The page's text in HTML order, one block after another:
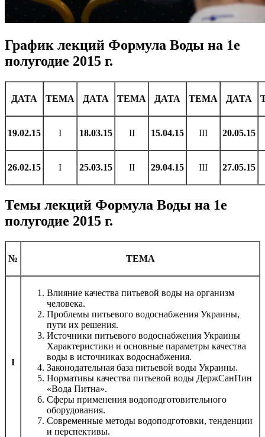
График лекций Формула Воды на 1е
полугодие 2015 г.
ДАТА ТЕМА ДАТА ТЕМА ДАТА ТЕМА ДАТА
19.02.15 I 18.03.15 II 15.04.15 III 20.05.15
26.02.15 I 25.03.15 II 29.04.15 III 27.05.15
Темы лекций Формула Воды на 1е
полугодие 2015 г.
№ ТЕМА
I
Влияние качества питьевой воды на организм
человека.
Проблемы питьевого водоснабжения Украины,
пути их решения.
Источники питьевого водоснабжения Украины
Характеристики и основные параметры качества
воды в источниках водоснабжения.
Законодательная база питьевой воды Украины.
Нормативы качества питьевой воды ДержСанПин
«Вода Питна».
Сферы применения водоподготовительного
оборудования.
Современные методы водоподготовки, тенденции
и перспективы.